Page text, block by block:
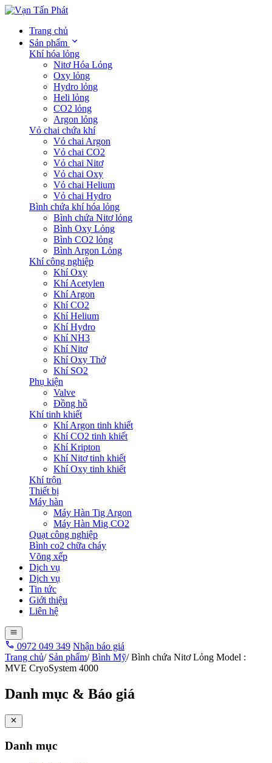
Trang chủ
Sản phẩm
Khí hóa lỏng
Nitơ Hóa Lỏng
Oxy lỏng
Hydro lỏng
Heli lỏng
CO2 lỏng
Argon lỏng
Vỏ chai chứa khí
Vỏ chai Argon
Vỏ chai CO2
Vỏ chai Nitơ
Vỏ chai Oxy
Vỏ chai Helium
Vỏ chai Hydro
Bình chứa khí hóa lỏng
Bình chứa Nitơ lỏng
Bình Oxy Lỏng
Bình CO2 lỏng
Bình Argon Lỏng
Khí công nghiệp
Khí Oxy
Khí Acetylen
Khí Argon
Khí CO2
Khí Helium
Khí Hydro
Khí NH3
Khí Nitơ
Khí Oxy Thở
Khí SO2
Phụ kiện
Valve
Đồng hồ
Khí tinh khiết
Khí Argon tinh khiết
Khí CO2 tinh khiết
Khí Kripton
Khí Nitơ tinh khiết
Khí Oxy tinh khiết
Khí trộn
Thiết bị
Máy hàn
Máy Hàn Tig Argon
Máy Hàn Mig CO2
Quạt công nghiệp
Bình co2 chữa cháy
Võng xếp
Dịch vụ
Dịch vụ
Tin tức
Giới thiệu
Liên hệ
0972 049 349 Nhận báo giá
Trang chủ/ Sản phẩm/ Bình Mỹ/ Bình chứa Nitơ Lỏng Model :
MVE CryoSystem 4000
Danh mục & Báo giá
Danh mục